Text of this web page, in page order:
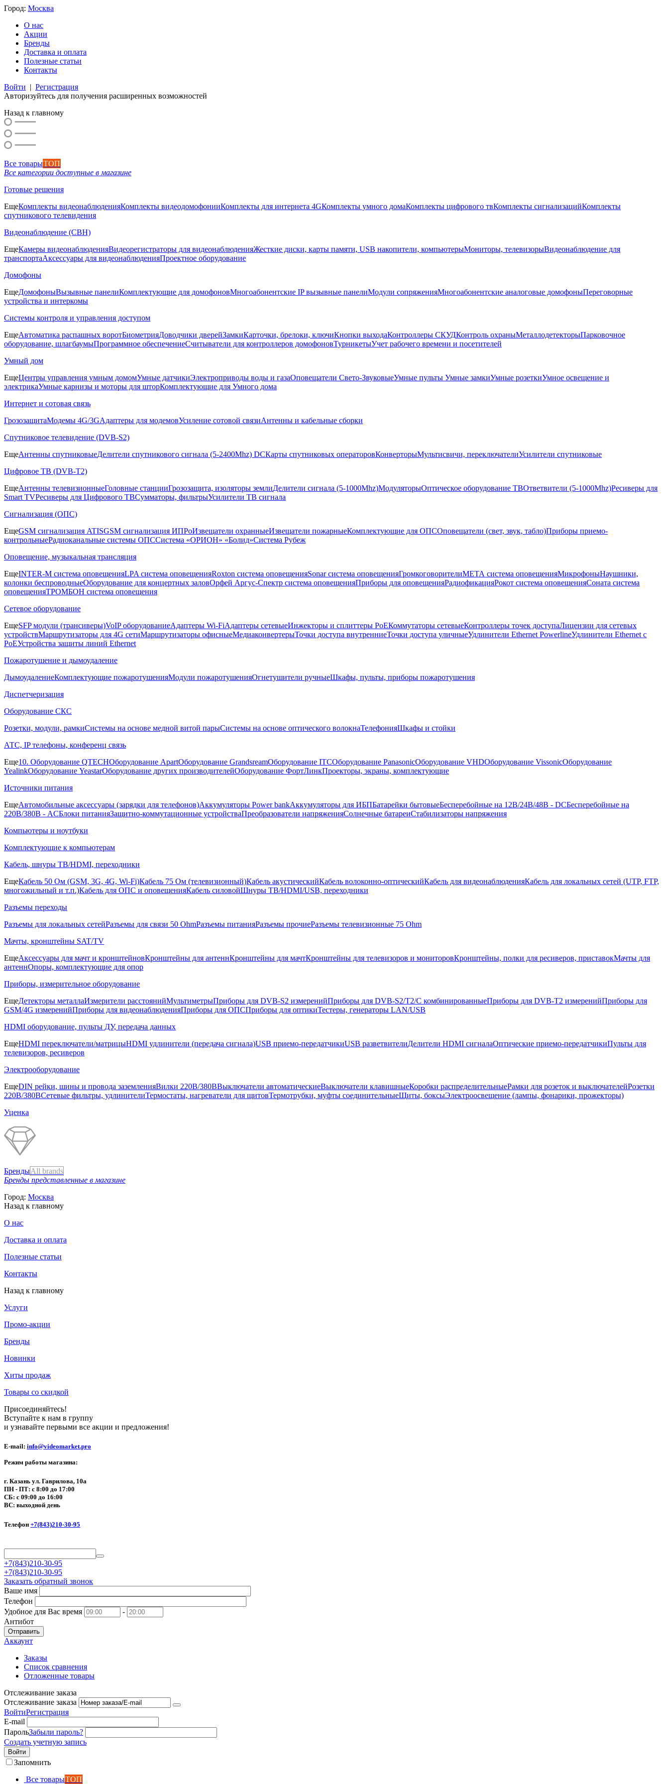
Город: Москва
О нас
Акции
Бренды
Доставка и оплата
Полезные статьи
Контакты
Войти | Регистрация
Авторизуйтесь для получения расширенных возможностей
Назад к главному
Все товарыТОП
Все категории доступные в магазине
Готовые решения
ЕщеКомплекты видеонаблюденияКомплекты видеодомофонииКомплекты для интернета 4GКомплекты умного домаКомплекты цифрового твКомплекты сигнализацийКомплекты
спутникового телевидения
Видеонаблюдение (СВН)
ЕщеКамеры видеонаблюденияВидеорегистраторы для видеонаблюденияЖесткие диски, карты памяти, USB накопители, компьютерыМониторы, телевизорыВидеонаблюдение для
транспортаАксессуары для видеонаблюденияПроектное оборудование
Домофоны
ЕщеДомофоныВызывные панелиКомплектующие для домофоновМногоабонентские IP вызывные панелиМодули сопряженияМногоабонентские аналоговые домофоныПереговорные
устройства и интеркомы
Системы контроля и управления доступом
ЕщеАвтоматика распашных воротБиометрияДоводчики дверейЗамкиКарточки, брелоки, ключиКнопки выходаКонтроллеры СКУДКонтроль охраныМеталлодетекторыПарковочное
оборудование, шлагбаумыПрограммное обеспечениеСчитыватели для контроллеров домофоновТурникетыУчет рабочего времени и посетителей
Умный дом
ЕщеЦентры управления умным домомУмные датчикиЭлектроприводы воды и газаОповещатели Свето-ЗвуковыеУмные пульты Умные замкиУмные розеткиУмное освещение и
электрикаУмные карнизы и моторы для шторКомплектующие для Умного дома
Интернет и сотовая связь
ГрозозащитаМодемы 4G/3GАдаптеры для модемовУсиление сотовой связиАнтенны и кабельные сборки
Спутниковое телевидение (DVB-S2)
ЕщеАнтенны спутниковыеДелители спутникового сигнала (5-2400Mhz) DCКарты спутниковых операторовКонверторыМультисвичи, переключателиУсилители спутниковые
Цифровое ТВ (DVB-T2)
ЕщеАнтенны телевизионныеГоловные станцииГрозозащита, изоляторы землиДелители сигнала (5-1000Mhz)МодуляторыОптическое оборудование ТВОтветвители (5-1000Mhz)Ресиверы для
Smart TVРесиверы для Цифрового ТВСумматоры, фильтрыУсилители ТВ сигнала
Сигнализация (ОПС)
ЕщеGSM сигнализация ATISGSM сигнализация ИПРоИзвещатели охранныеИзвещатели пожарныеКомплектующие для ОПСОповещатели (свет, звук, табло)Приборы приемо-
контрольныеРадиоканальные системы ОПССистема «ОРИОН» «Болид»Система Рубеж
Оповещение, музыкальная трансляция
ЕщеINTER-M система оповещенияLPA система оповещенияRoxton система оповещенияSonar система оповещенияГромкоговорителиМЕТА система оповещенияМикрофоныНаушники,
колонки беспроводныеОборудование для концертных заловОрфей Аргус-Спектр система оповещенияПриборы для оповещенияРадиофикацияРокот система оповещенияСоната система
оповещенияТРОМБОН система оповещения
Сетевое оборудование
ЕщеSFP модули (трансиверы)VoIP оборудованиеАдаптеры Wi-FiАдаптеры сетевыеИнжекторы и сплиттеры РоЕКоммутаторы сетевыеКонтроллеры точек доступаЛицензии для сетевых
устройствМаршрутизаторы для 4G сетиМаршрутизаторы офисныеМедиаконвертерыТочки доступа внутренниеТочки доступа уличныеУдлинители Ethernet PowerlineУдлинители Ethernet с
PoEУстройства защиты линий Ethernet
Пожаротушение и дымоудаление
ДымоудалениеКомплектующие пожаротушенияМодули пожаротушенияОгнетушители ручныеШкафы, пульты, приборы пожаротушения
Диспетчеризация
Оборудование СКС
Розетки, модули, рамкиСистемы на основе медной витой парыСистемы на основе оптического волокнаТелефонияШкафы и стойки
АТС, IP телефоны, конференц связь
Еще10. Оборудование QTECHОборудование ApartОборудование GrandsreamОборудование ITCОборудование PanasonicОборудование VHDОборудование VissonicОборудование
YealinkОборудование YeastarОборудование других производителейОборудование ФортЛинкПроекторы, экраны, комплектующие
Источники питания
ЕщеАвтомобильные аксессуары (зарядки для телефонов)Аккумуляторы Power bankАккумуляторы для ИБПБатарейки бытовыеБесперебойные на 12В/24В/48В - DCБесперебойные на
220В/380В - ACБлоки питанияЗащитно-коммутационные устройстваПреобразователи напряженияСолнечные батареиСтабилизаторы напряжения
Компьютеры и ноутбуки
Комплектующие к компьютерам
Кабель, шнуры ТВ/HDMI, переходники
ЕщеКабель 50 Ом (GSM, 3G, 4G, Wi-Fi)Кабель 75 Ом (телевизионный)Кабель акустическийКабель волоконно-оптическийКабель для видеонаблюденияКабель для локальных сетей (UTP, FTP,
многожильный и т.п.)Кабель для ОПС и оповещенияКабель силовойШнуры ТВ/HDMI/USB, переходники
Разъемы переходы
Разъемы для локальных сетейРазъемы для связи 50 OhmРазъемы питанияРазъемы прочиеРазъемы телевизионные 75 Ohm
Мачты, кронштейны SAT/TV
ЕщеАксессуары для мачт и кронштейновКронштейны для антеннКронштейны для мачтКронштейны для телевизоров и мониторовКронштейны, полки для ресиверов, приставокМачты для
антеннОпоры, комплектующие для опор
Приборы, измерительное оборудование
ЕщеДетекторы металлаИзмерители расстоянийМультиметрыПриборы для DVB-S2 измеренийПриборы для DVB-S2/T2/C комбинированныеПриборы для DVB-T2 измеренийПриборы для
GSM/4G измеренийПриборы для видеонаблюденияПриборы для ОПСПриборы для оптикиТестеры, генераторы LAN/USB
HDMI оборудование, пульты ДУ, передача данных
ЕщеHDMI переключатели/матрицыHDMI удлинители (передача сигнала)USB приемо-передатчикиUSB разветвителиДелители HDMI сигналаОптические приемо-передатчикиПульты для
телевизоров, ресиверов
Электрооборудование
ЕщеDIN рейки, шины и провода заземленияВилки 220В/380ВВыключатели автоматическиеВыключатели клавишныеКоробки распределительныеРамки для розеток и выключателейРозетки
220В/380ВСетевые фильтры, удлинителиТермостаты, нагреватели для щитовТермотрубки, муфты соединительныеЩиты, боксыЭлектроосвещение (лампы, фонарики, прожекторы)
Уценка
БрендыAll brands
Бренды представленные в магазине
Город: Москва
Назад к главному
О нас
Доставка и оплата
Полезные статьи
Контакты
Назад к главному
Услуги
Промо-акции
Бренды
Новинки
Хиты продаж
Товары со скидкой
Присоединяйтесь!
Вступайте к нам в группу
и узнавайте первыми все акции и предложения!
E-mail: info@videomarket.pro
Режим работы магазина:
г. Казань ул. Гаврилова, 10а
ПН - ПТ: с 8:00 до 17:00
СБ: с 09:00 до 16:00
ВС: выходной день
Телефон +7(843)210-30-95
+7(843)210-30-95
+7(843)210-30-95
Заказать обратный звонок
Ваше имя
Телефон
Удобное для Вас время
-
Антибот
Отправить
Аккаунт
Заказы
Список сравнения
Отложенные товары
Отслеживание заказа
Отслеживание заказа
ВойтиРегистрация
E-mail
ПарольЗабыли пароль?
Создать учетную запись
Войти
Запомнить
Все товарыТОП